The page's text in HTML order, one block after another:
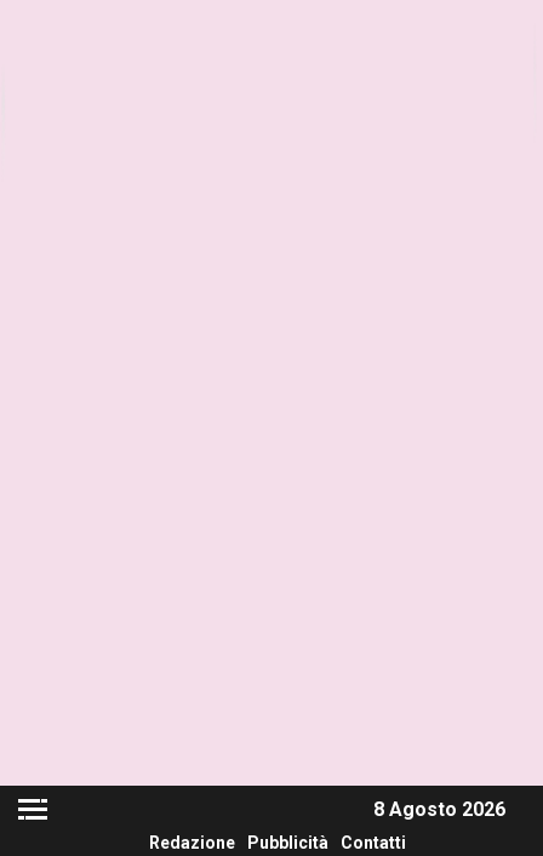
8 Agosto 2026
Redazione Pubblicità Contatti